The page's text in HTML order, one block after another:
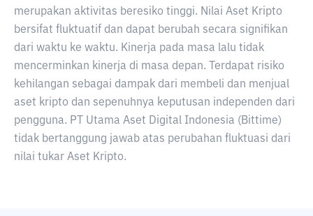
merupakan aktivitas beresiko tinggi. Nilai Aset Kripto
bersifat fluktuatif dan dapat berubah secara signifikan
dari waktu ke waktu. Kinerja pada masa lalu tidak
mencerminkan kinerja di masa depan. Terdapat risiko
kehilangan sebagai dampak dari membeli dan menjual
aset kripto dan sepenuhnya keputusan independen dari
pengguna. PT Utama Aset Digital Indonesia (Bittime)
tidak bertanggung jawab atas perubahan fluktuasi dari
nilai tukar Aset Kripto.